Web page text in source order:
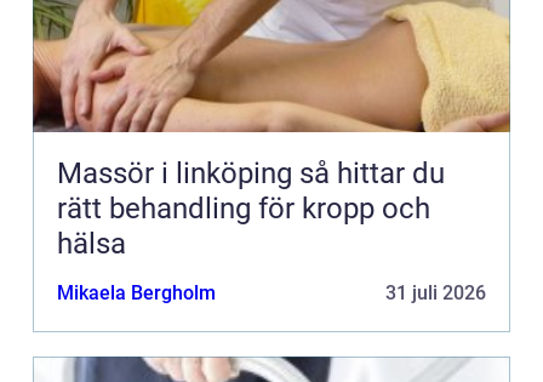
Massör i linköping så hittar du
rätt behandling för kropp och
hälsa
Mikaela Bergholm 31 juli 2026